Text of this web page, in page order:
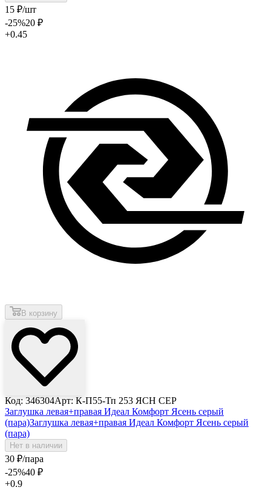
15 ₽/шт
-25%20 ₽
+0.45
В корзину
Код: 346304Арт: К-П55-Тп 253 ЯСН СЕР
Заглушка левая+правая Идеал Комфорт Ясень серый
(пара)Заглушка левая+правая Идеал Комфорт Ясень серый
(пара)
Нет в наличии
30 ₽/пара
-25%40 ₽
+0.9